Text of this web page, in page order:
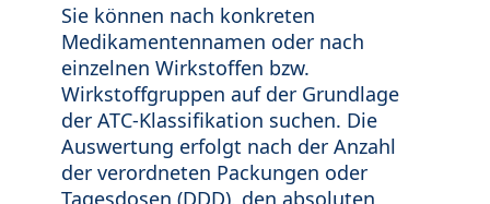
Sie können nach konkreten
Medikamentennamen oder nach
einzelnen Wirkstoffen bzw.
Wirkstoffgruppen auf der Grundlage
der ATC-Klassifikation suchen. Die
Auswertung erfolgt nach der Anzahl
der verordneten Packungen oder
Tagesdosen (DDD), den absoluten